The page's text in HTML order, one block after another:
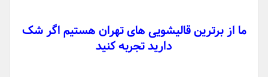
ما از برترین قالیشویی های تهران هستیم اگر شک
دارید تجربه کنید